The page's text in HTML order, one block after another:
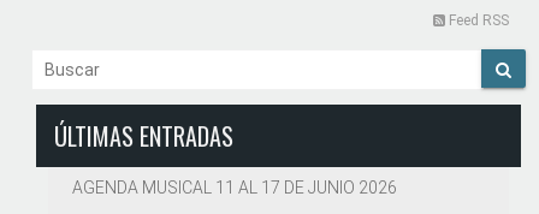
Feed RSS
ÚLTIMAS ENTRADAS
AGENDA MUSICAL 11 AL 17 DE JUNIO 2026